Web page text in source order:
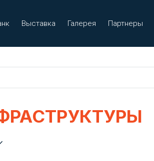
Выставка Галерея Партнеры